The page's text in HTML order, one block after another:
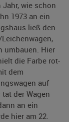
Jahr, wie schon
1973 an ein
ließ den
umbauen. Hier
die Farbe rot-
dem
auf
der Wagen
an ein
hier am 22.